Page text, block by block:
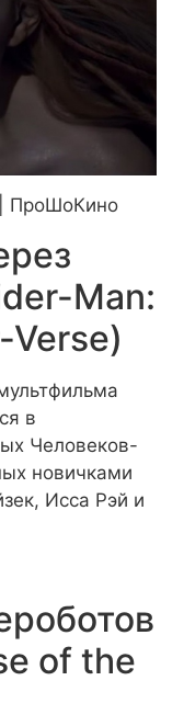
ПроШоКино
Man:
Verse)
в
Человеков-
новичками
Исса Рэй и
of the